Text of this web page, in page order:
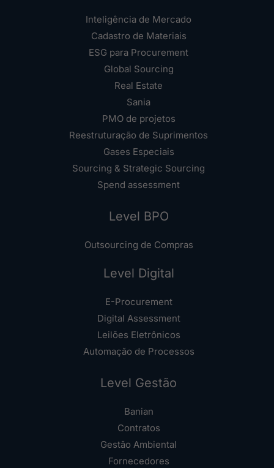
Inteligência de Mercado
Cadastro de Materiais
ESG para Procurement
Global Sourcing
Real Estate
Sania
PMO de projetos
Reestruturação de Suprimentos
Gases Especiais
Sourcing & Strategic Sourcing
Spend assessment
Level BPO
Outsourcing de Compras
Level Digital
E-Procurement
Digital Assessment
Leilões Eletrônicos
Automação de Processos
Level Gestão
Banian
Contratos
Gestão Ambiental
Fornecedores